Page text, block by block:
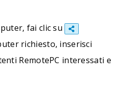
fai clic su
richiesto, inserisci
RemotePC interessati e